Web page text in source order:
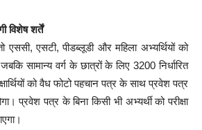
विशेष शर्तें
एससी, एसटी, पीडब्लूडी और महिला अभ्यर्थियों को
सामान्य वर्ग के छात्रों के लिए 3200 निर्धारित
को वैध फोटो पहचान पत्र के साथ प्रवेश पत्र
प्रवेश पत्र के बिना किसी भी अभ्यर्थी को परीक्षा